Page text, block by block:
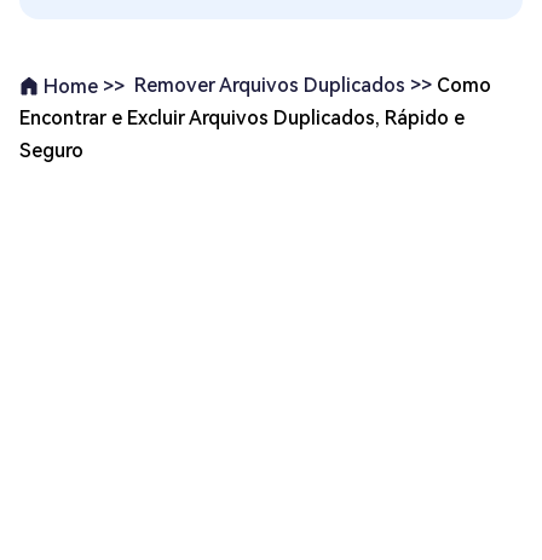
Home >> Remover Arquivos Duplicados >> Como
Encontrar e Excluir Arquivos Duplicados, Rápido e
Seguro